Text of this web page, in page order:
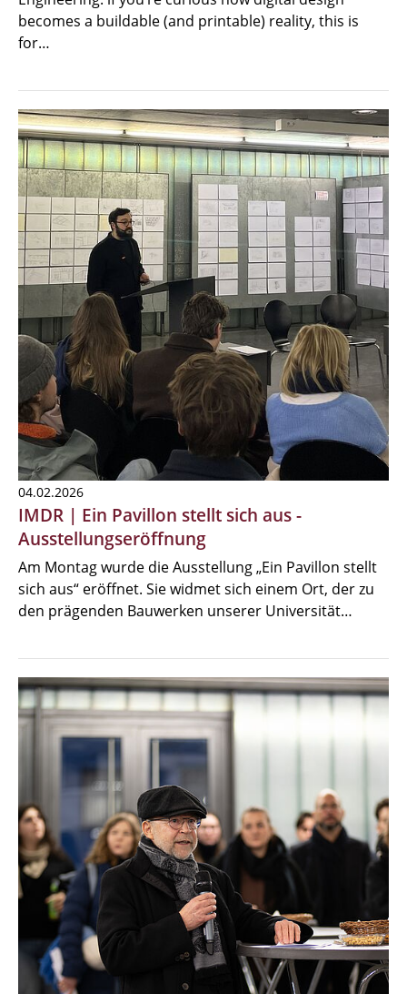
becomes a buildable (and printable) reality, this is
for…
04.02.2026
IMDR | Ein Pavillon stellt sich aus -
Ausstellungseröffnung
Am Montag wurde die Ausstellung „Ein Pavillon stellt
sich aus“ eröffnet. Sie widmet sich einem Ort, der zu
den prägenden Bauwerken unserer Universität…